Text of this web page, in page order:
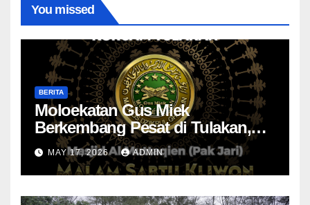
You missed
BERITA
Moloekatan Gus Miek
Berkembang Pesat di Tulakan,
Jamaah Diajak Introspeksi Diri
Lewat Dzikrul Ghofilin
MAY 17, 2026 ADMIN